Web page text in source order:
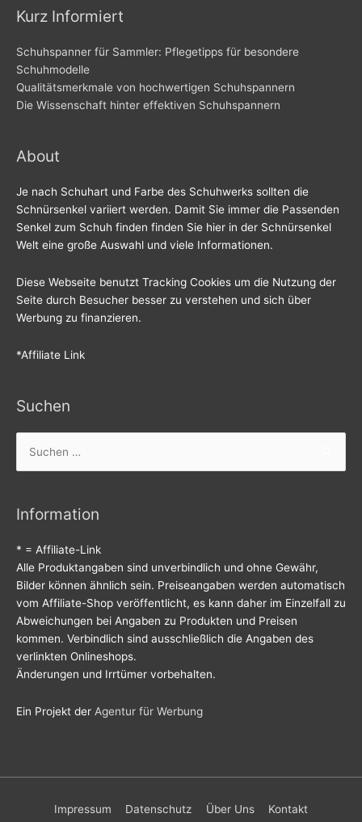
Kurz Informiert
Schuhspanner für Sammler: Pflegetipps für besondere
Schuhmodelle
Qualitätsmerkmale von hochwertigen Schuhspannern
Die Wissenschaft hinter effektiven Schuhspannern
About
Je nach Schuhart und Farbe des Schuhwerks sollten die
Schnürsenkel variiert werden. Damit Sie immer die Passenden
Senkel zum Schuh finden finden Sie hier in der Schnürsenkel
Welt eine große Auswahl und viele Informationen.
Diese Webseite benutzt Tracking Cookies um die Nutzung der
Seite durch Besucher besser zu verstehen und sich über
Werbung zu finanzieren.
*Affiliate Link
Suchen
Suchen
nach:
Information
* = Affiliate-Link
Alle Produktangaben sind unverbindlich und ohne Gewähr,
Bilder können ähnlich sein. Preiseangaben werden automatisch
vom Affiliate-Shop veröffentlicht, es kann daher im Einzelfall zu
Abweichungen bei Angaben zu Produkten und Preisen
kommen. Verbindlich sind ausschließlich die Angaben des
verlinkten Onlineshops.
Änderungen und Irrtümer vorbehalten.
Ein Projekt der Agentur für Werbung
Impressum Datenschutz Über Uns Kontakt